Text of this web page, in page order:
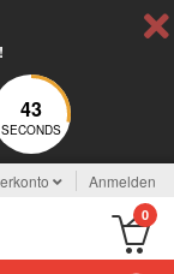
43
SECONDS
Anmelden
0